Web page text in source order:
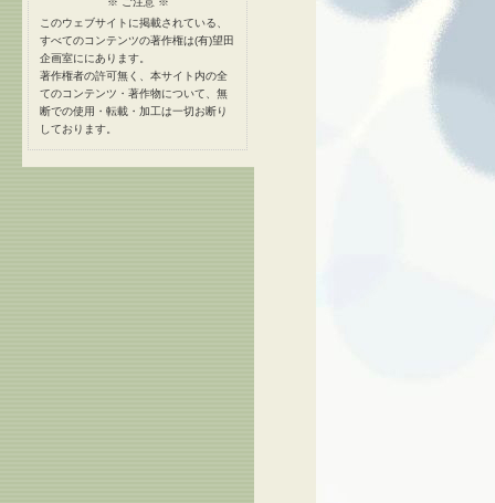
このウェブサイトに掲載されている、
すべてのコンテンツの著作権は(有)望田
企画室ににあります。
著作権者の許可無く、本サイト内の全
てのコンテンツ・著作物について、無
断での使用・転載・加工は一切お断り
しております。